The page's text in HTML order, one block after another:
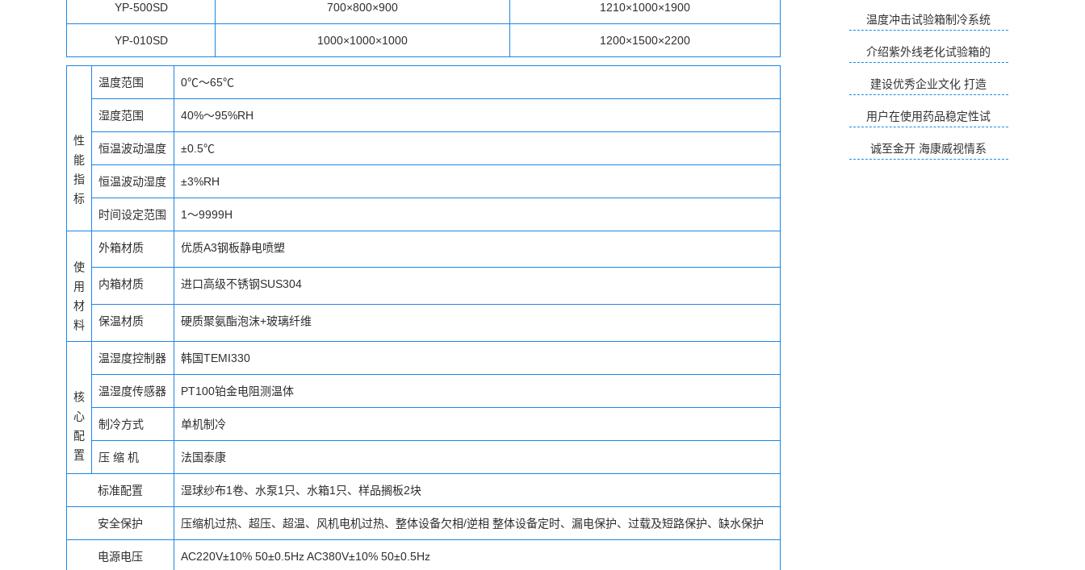
YP-500SD 700×800×900 1210×1000×1900
YP-010SD 1000×1000×1000 1200×1500×2200
性
能
指
标
温度范围 0℃～65℃
湿度范围 40%～95%RH
恒温波动温度 ±0.5℃
恒温波动湿度 ±3%RH
时间设定范围 1～9999H
使
用
材
料
外箱材质 优质A3钢板静电喷塑
内箱材质 进口高级不锈钢SUS304
保温材质 硬质聚氨酯泡沫+玻璃纤维
核
心
配
置
温湿度控制器 韩国TEMI330
温湿度传感器 PT100铂金电阻测温体
制冷方式 单机制冷
压 缩 机 法国泰康
标准配置 湿球纱布1卷、水泵1只、水箱1只、样品搁板2块
安全保护 压缩机过热、超压、超温、风机电机过热、整体设备欠相/逆相 整体设备定时、漏电保护、过载及短路保护、缺水保护
电源电压 AC220V±10% 50±0.5Hz AC380V±10% 50±0.5Hz
温度冲击试验箱制冷系统
介绍紫外线老化试验箱的
建设优秀企业文化 打造
用户在使用药品稳定性试
诚至金开 海康威视情系